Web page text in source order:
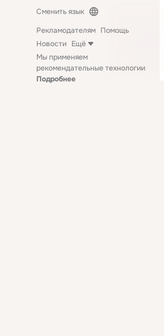
Сменить язык
Рекламодателям Помощь
Новости Ещё
Мы применяем
рекомендательные технологии
Подробнее